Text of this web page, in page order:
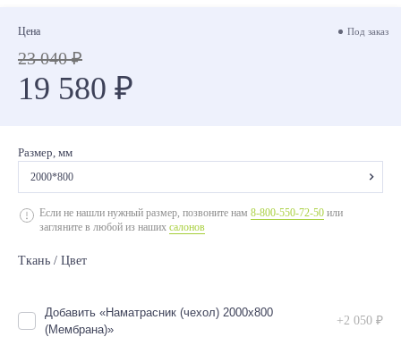
Цена Под заказ
23 040 ₽
19 580 ₽
Размер, мм
2000*800
2000*700
2000*900
2000*1400
Если не нашли нужный размер, позвоните нам 8-800-550-72-50 или
загляните в любой из наших салонов
Ткань / Цвет
Добавить «Наматрасник (чехол) 2000х800
(Мембрана)»
+2 050 ₽